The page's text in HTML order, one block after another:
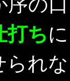
打ち
れ